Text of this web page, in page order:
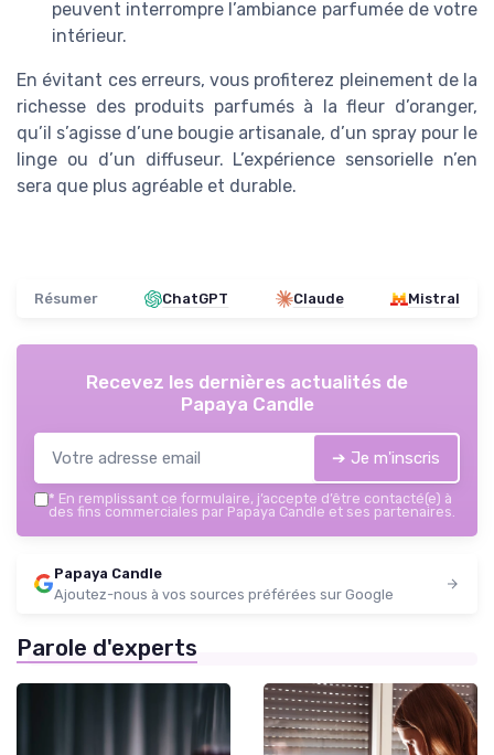
peuvent interrompre l’ambiance parfumée de votre
intérieur.
En évitant ces erreurs, vous profiterez pleinement de la
richesse des produits parfumés à la fleur d’oranger,
qu’il s’agisse d’une bougie artisanale, d’un spray pour le
linge ou d’un diffuseur. L’expérience sensorielle n’en
sera que plus agréable et durable.
Résumer ChatGPT Claude Mistral
Recevez les dernières actualités de
Papaya Candle
➔ Je m'inscris
* En remplissant ce formulaire, j’accepte d’être contacté(e) à
des fins commerciales par Papaya Candle et ses partenaires.
Papaya Candle
Ajoutez-nous à vos sources préférées sur Google
Parole d'experts